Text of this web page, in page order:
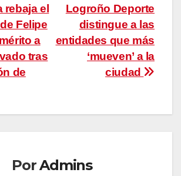
Logroño Deporte
distingue a las
entidades que más
‘mueven’ a la
ciudad
rebaja el
Felipe
a
tras
de
PorAdmins